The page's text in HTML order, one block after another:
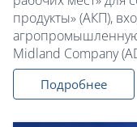
продукты» (АКП),
Midland Company
Подробнее